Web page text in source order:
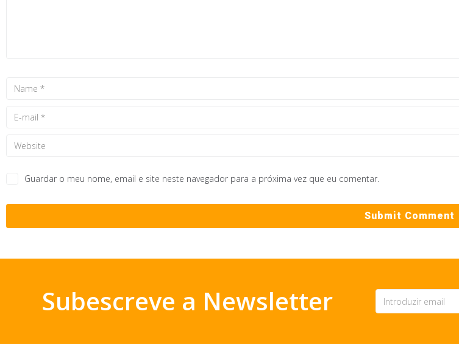
Guardar o meu nome, email e site neste navegador para a próxima vez que eu comentar.
Subescreve a Newsletter